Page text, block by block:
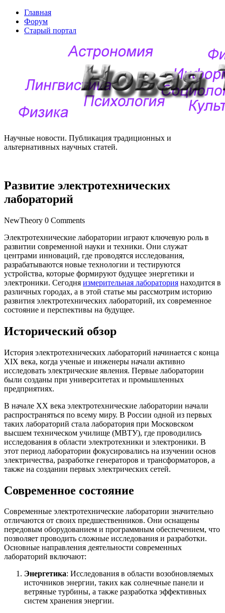
Главная
Форум
Старый портал
Научные новости. Публикация традиционных и
альтернативных научных статей.
Развитие электротехнических
лабораторий
NewTheory 0 Comments
Электротехнические лаборатории играют ключевую роль в
развитии современной науки и техники. Они служат
центрами инноваций, где проводятся исследования,
разрабатываются новые технологии и тестируются
устройства, которые формируют будущее энергетики и
электроники. Сегодня измерительная лаборатория находится в
различных городах, а в этой статье мы рассмотрим историю
развития электротехнических лабораторий, их современное
состояние и перспективы на будущее.
Исторический обзор
История электротехнических лабораторий начинается с конца
XIX века, когда ученые и инженеры начали активно
исследовать электрические явления. Первые лаборатории
были созданы при университетах и промышленных
предприятиях.
В начале XX века электротехнические лаборатории начали
распространяться по всему миру. В России одной из первых
таких лабораторий стала лаборатория при Московском
высшем техническом училище (МВТУ), где проводились
исследования в области электротехники и электроники. В
этот период лаборатории фокусировались на изучении основ
электричества, разработке генераторов и трансформаторов, а
также на создании первых электрических сетей.
Современное состояние
Современные электротехнические лаборатории значительно
отличаются от своих предшественников. Они оснащены
передовым оборудованием и программным обеспечением, что
позволяет проводить сложные исследования и разработки.
Основные направления деятельности современных
лабораторий включают:
Энергетика: Исследования в области возобновляемых
источников энергии, таких как солнечные панели и
ветряные турбины, а также разработка эффективных
систем хранения энергии.